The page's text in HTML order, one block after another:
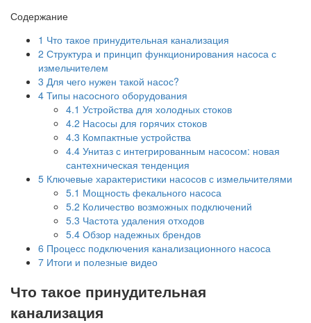
Содержание
1 Что такое принудительная канализация
2 Структура и принцип функционирования насоса с
измельчителем
3 Для чего нужен такой насос?
4 Типы насосного оборудования
4.1 Устройства для холодных стоков
4.2 Насосы для горячих стоков
4.3 Компактные устройства
4.4 Унитаз с интегрированным насосом: новая
сантехническая тенденция
5 Ключевые характеристики насосов с измельчителями
5.1 Мощность фекального насоса
5.2 Количество возможных подключений
5.3 Частота удаления отходов
5.4 Обзор надежных брендов
6 Процесс подключения канализационного насоса
7 Итоги и полезные видео
Что такое принудительная
канализация